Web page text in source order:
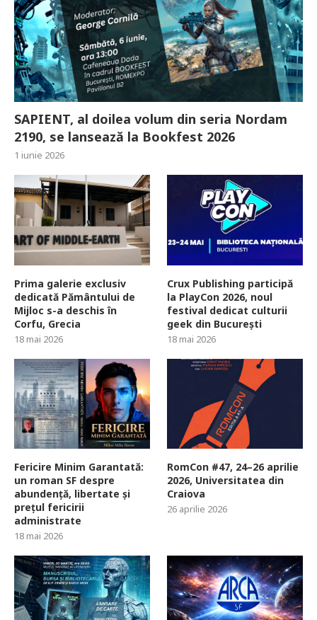
SAPIENT, al doilea volum din seria Nordam
2190, se lansează la Bookfest 2026
1 iunie 2026
Prima galerie exclusiv
dedicată Pământului de
Mijloc s-a deschis în
Corfu, Grecia
18 mai 2026
Crux Publishing participă
la PlayCon 2026, noul
festival dedicat culturii
geek din București
18 mai 2026
Fericire Minim Garantată:
un roman SF despre
abundență, libertate și
prețul fericirii
administrate
18 mai 2026
RomCon #47, 24–26 aprilie
2026, Universitatea din
Craiova
26 aprilie 2026